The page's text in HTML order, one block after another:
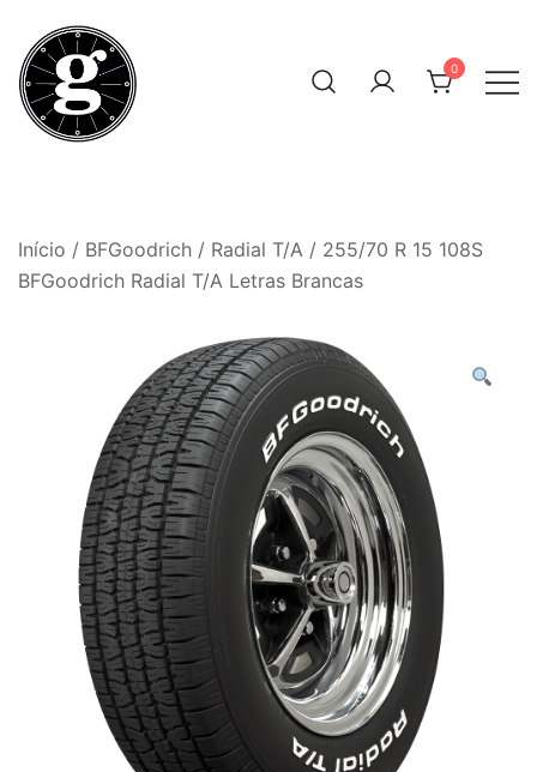
content
0
Início / BFGoodrich / Radial T/A / 255/70 R 15 108S
BFGoodrich Radial T/A Letras Brancas